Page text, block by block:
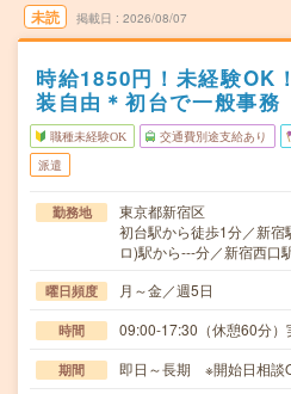
未読 掲載日 2026/08/07
時給1850円！未経験OK
装自由＊初台で一般事務
職種未経験OK 交通費別途支給あり
派遣
勤務地
東京都新宿区
初台駅から徒歩1分／新宿
ロ)駅から---分／新宿西口
曜日頻度 月～金／週5日
時間 09:00-17:30（休憩60分）
期間 即日～長期 ※開始日相談